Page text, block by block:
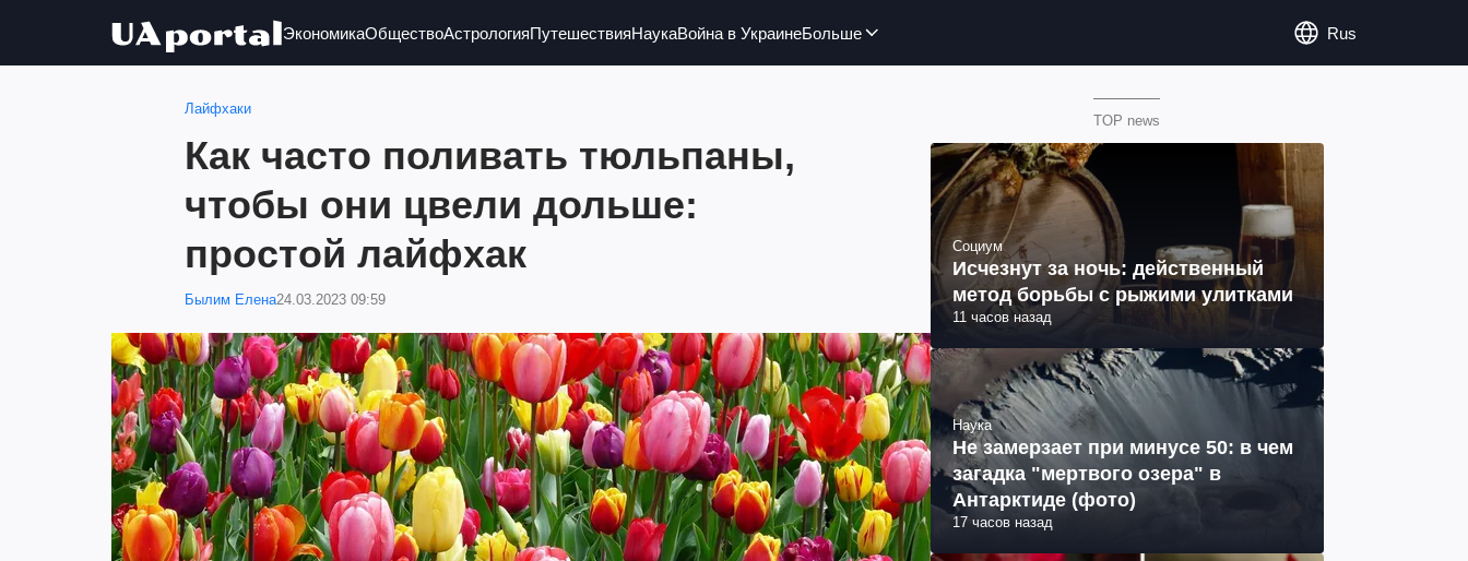
ЭкономикаОбществоАстрологияПутешествияНаукаВойна в УкраинеБольше Rus
Лайфхаки
Как часто поливать тюльпаны,
чтобы они цвели дольше:
простой лайфхак
Былим Елена24.03.2023 09:59
TOP news
Социум
Исчезнут за ночь: действенный
метод борьбы с рыжими улитками
11 часов назад
Наука
Не замерзает при минусе 50: в чем
загадка "мертвого озера" в
Антарктиде (фото)
17 часов назад